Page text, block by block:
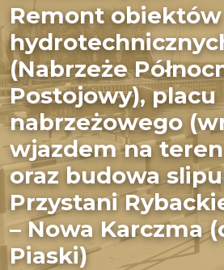
Remont obiektów
(Nabrzeże
Postojowy), placu
nabrzeżowego
wjazdem na
oraz budowa
Przystani
– Nowa Karczma
Piaski)